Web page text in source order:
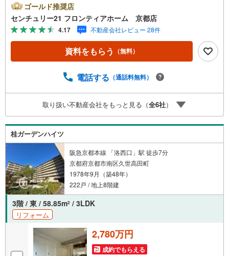
内に公園など共有施設充実 特徴・688戸の大規模マンショ
ンならではの安定した管理・運営が魅力です。・吉祥院運
動公園が徒歩3分！週末レジャーにも便利な立地ですね・管
理人日勤で安心の管理体制です！ リフォーム内容・システ
ムキッチン/ユニットバス/トイレ/シャンプードレッサー/洗
濯パン/洗濯水栓交換・クロス/クッションフロア/フロアタ
地・京都市立祥栄小学校まで徒歩約16分・京都市立洛南中
プロ、ファイナンシャルプランナーが資金計画をサポー
ト！2.買い替えなどにも対応できる売却専門チームあり！
3.たくさんの銀行と繋がりがあるため、最も低金利になる
ように審査が可能弊社は専門家同士が連携をとっているた
め、より多くの知見がございます
ゴールド推奨店
センチュリー21 フロンティアホーム 京都店
4.17 不動産会社レビュー 28件
資料をもらう （無料）
電話する （通話料無料）
取り扱い不動産会社をもっと見る（全6社）
桂ガーデンハイツ
阪急京都本線 「洛西口」駅 徒歩7分
京都府京都市南区久世高田町
1978年9月（築48年）
222戸 / 地上8階建
3階 / 東 / 58.85m2 / 3LDK
リフォーム
2,780万円
成約でもらえる